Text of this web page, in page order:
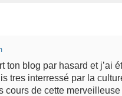
ton blog par hasard et j’ai
tres interressé par la
cours de cette merveilleuse